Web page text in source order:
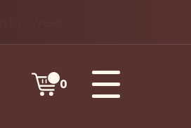
weer.
0